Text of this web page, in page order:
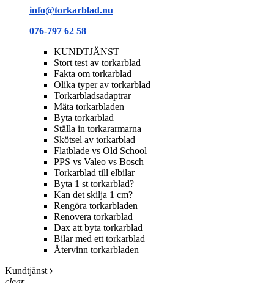
info@torkarblad.nu
076-797 62 58
KUNDTJÄNST
Stort test av torkarblad
Fakta om torkarblad
Olika typer av torkarblad
Torkarbladsadaptrar
Mäta torkarbladen
Byta torkarblad
Ställa in torkararmarna
Skötsel av torkarblad
Flatblade vs Old School
PPS vs Valeo vs Bosch
Torkarblad till elbilar
Byta 1 st torkarblad?
Kan det skilja 1 cm?
Rengöra torkarbladen
Renovera torkarblad
Dax att byta torkarblad
Bilar med ett torkarblad
Återvinn torkarbladen
Kundtjänst